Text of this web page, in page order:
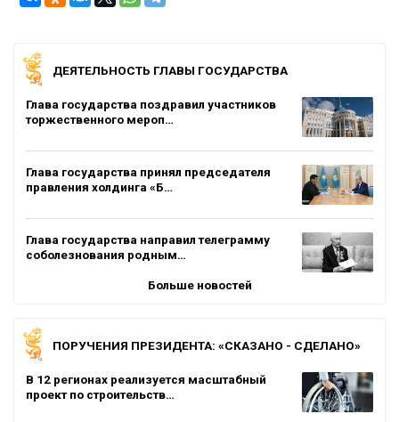
ДЕЯТЕЛЬНОСТЬ ГЛАВЫ ГОСУДАРСТВА
Глава государства поздравил участников
торжественного мероп…
Глава государства принял председателя
правления холдинга «Б…
Глава государства направил телеграмму
соболезнования родным…
Больше новостей
ПОРУЧЕНИЯ ПРЕЗИДЕНТА: «СКАЗАНО - СДЕЛАНО»
В 12 регионах реализуется масштабный
проект по строительств…